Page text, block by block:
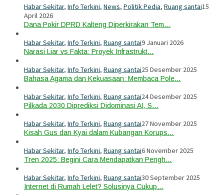
Habar Sekitar, Info Terkini, News, Politik Pedia, Ruang santai15
April 2026
Dana Pokir DPRD Kalteng Diperkirakan Tem…
Habar Sekitar, Info Terkini, Ruang santai9 Januari 2026
Narasi Liar vs Fakta: Proyek Infrastrukt…
Habar Sekitar, Info Terkini, Ruang santai25 Desember 2025
Bahasa Agama dan Kekuasaan: Membaca Pole…
Habar Sekitar, Info Terkini, Ruang santai24 Desember 2025
Pilkada 2030 Diprediksi Didominasi AI, S…
Habar Sekitar, Info Terkini, Ruang santai27 November 2025
Kisah Gus dan Kyai dalam Kubangan Korups…
Habar Sekitar, Info Terkini, Ruang santai6 November 2025
Tren 2025: Begini Cara Mendapatkan Pengh…
Habar Sekitar, Info Terkini, Ruang santai30 September 2025
Internet di Rumah Lelet? Solusinya Cukup…